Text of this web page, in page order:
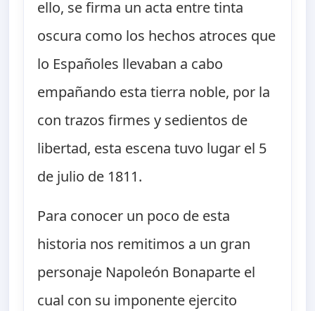
ello, se firma un acta entre tinta
oscura como los hechos atroces que
lo Españoles llevaban a cabo
empañando esta tierra noble, por la
con trazos firmes y sedientos de
libertad, esta escena tuvo lugar el 5
de julio de 1811.
Para conocer un poco de esta
historia nos remitimos a un gran
personaje Napoleón Bonaparte el
cual con su imponente ejercito